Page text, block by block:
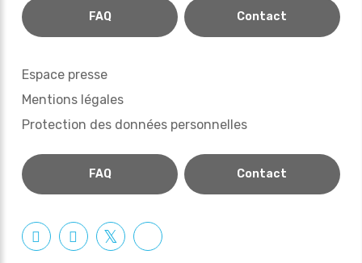
FAQ Contact
Espace presse
Mentions légales
Protection des données personnelles
FAQ Contact